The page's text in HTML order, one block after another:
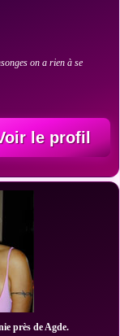
on a rien à se
le profil
près de Agde.